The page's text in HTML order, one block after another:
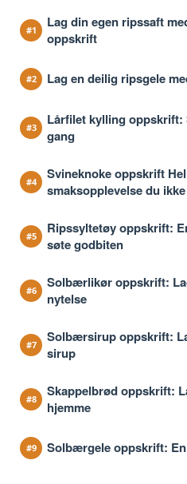
Lag din egen ripssaft
oppskrift
Lag en deilig ripsgele
Lårfilet kylling
gang
Svineknoke oppskrift
smaksopplevelse du
Ripssyltetøy oppskrift:
søte godbiten
Solbærlikør oppskrift:
nytelse
Solbærsirup oppskrift:
sirup
Skappelbrød oppskrift:
hjemme
Solbærgele oppskrift: